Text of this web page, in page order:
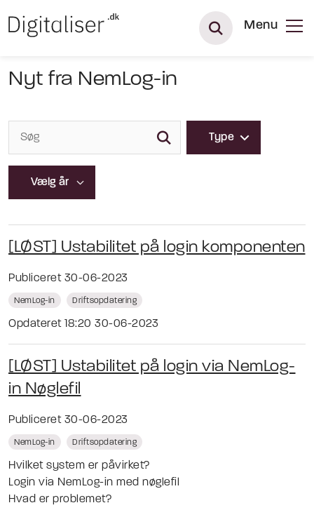
Menu
Nyt fra NemLog-in
Type
[LØST] Ustabilitet på login komponenten
Publiceret 30-06-2023
NemLog-in Driftsopdatering
Opdateret 18:20 30-06-2023
[LØST] Ustabilitet på login via NemLog-
in Nøglefil
Publiceret 30-06-2023
NemLog-in Driftsopdatering
Hvilket system er påvirket?
Login via NemLog-in med nøglefil
Hvad er problemet?